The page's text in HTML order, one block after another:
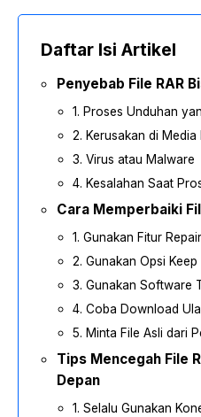
Daftar Isi Artikel
Penyebab File RAR
1. Proses Unduhan
2. Kerusakan di Media
3. Virus atau Malware
4. Kesalahan Saat
Cara Memperbaiki
1. Gunakan Fitur
2. Gunakan Opsi
3. Gunakan Software
4. Coba Download
5. Minta File Asli dari
Tips Mencegah File
Depan
1. Selalu Gunakan